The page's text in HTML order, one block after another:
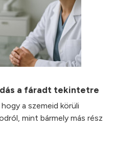
a fáradt tekintetre
a szemeid körüli
mint bármely más rész